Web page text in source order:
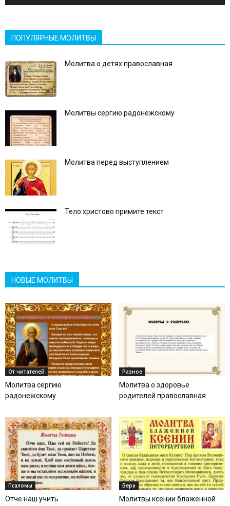
ПОПУЛЯРНЫЕ МОЛИТВЫ
Молитва о детях православная
Молитвы сергию радонежскому
Молитва перед выступлением
Тело христово примите текст
НОВЫЕ МОЛИТВЫ
От читателей
Молитва сергию
радонежскому
Разное
Молитва о здоровье
родителей православная
Псаломы
Отче наш учить
Вера
Молитвы ксении блаженной